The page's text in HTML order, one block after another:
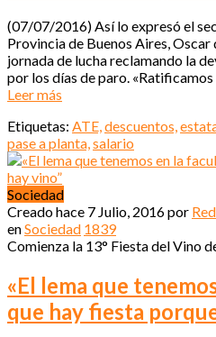
(07/07/2016) Así lo expresó el
Provincia de Buenos Aires, Oscar
jornada de lucha reclamando la
por los días de paro. «Ratificamos
Leer más
Etiquetas: ATE, descuentos,
pase a planta, salario
Sociedad
Creado hace 7 Julio, 2016por
enSociedad 1839
Comienza la 13° Fiesta del Vino
«El lema que
que hay fiesta